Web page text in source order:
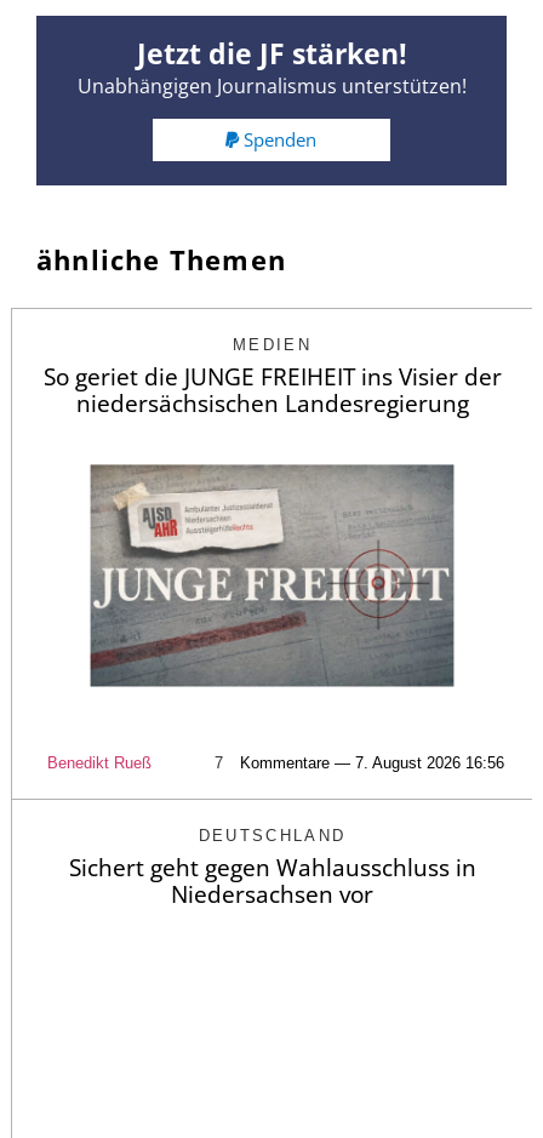
Jetzt die JF stärken!
Unabhängigen Journalismus unterstützen!
Spenden
ähnliche Themen
MEDIEN
So geriet die JUNGE FREIHEIT ins Visier der
niedersächsischen Landesregierung
Benedikt Rueß 7 Kommentare — 7. August 2026 16:56
DEUTSCHLAND
Sichert geht gegen Wahlausschluss in
Niedersachsen vor